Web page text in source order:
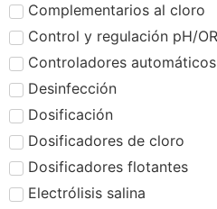
Complementarios al cloro
Control y regulación pH/
Controladores
Desinfección
Dosificación
Dosificadores de cloro
Dosificadores flotantes
Electrólisis salina